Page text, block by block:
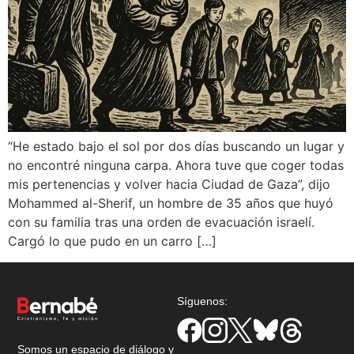
“He estado bajo el sol por dos días buscando un lugar y
no encontré ninguna carpa. Ahora tuve que coger todas
mis pertenencias y volver hacia Ciudad de Gaza”, dijo
Mohammed al-Sherif, un hombre de 35 años que huyó
con su familia tras una orden de evacuación israelí.
Cargó lo que pudo en un carro […]
Somos un espacio de diálogo y
Síguenos: